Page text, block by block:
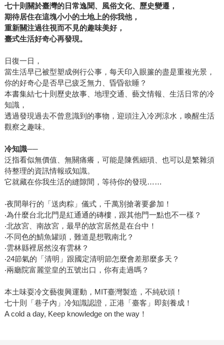
七十則關於臺灣的日常逸聞、風俗文化、歷史變遷，
期待居住在這塊小小的土地上的你我他，
重新關注過往視而不見的趣味美好，
臺式生活好奇心再發現。
日復一日，
當生活早已被型塑成例行公事，每天印入眼簾的盡是重複光景，
你的好奇心是否早已疲乏無力、昏昏欲睡？
本書集結七十則歷史故事、地理交通、藝文情報、生活日常的冷
知識，
透過發現過去不曾意識到的事物，迎頭注入冷冽涼水，喚醒生活
觀察之趣味。
冷知識──
泛指看似無價值、無關痛癢，可能是陳舊細瑣、也可以是繁雜須
待整理的資訊情報或知識。
它就藏在你我生活的縫隙間，等待你的發現……
‧夜間舉行的「送肉粽」儀式，千萬別搶著要參加！
‧為什麼台北北門是紅通通的磚樓，跟其他門一點也不一樣？
‧北故宮、南故宮，最早的故宮居然是在台中！
‧不同色的鯖魚罐頭，難道是想戰南北？
‧雲林縣裡居然沒有雲林？
‧24節氣的「清明」跟國定清明節怎麼會差那麼多天？
‧兩廳院富麗堂皇的五號出口，你有走過嗎？
本土味耍冷文藝復興運動，MIT臺灣製造，不純砍頭！
七十則「巷子內」冷知識認證，正港「臺客」即刻養成！
A cold a day, Keep knowledge on the way！